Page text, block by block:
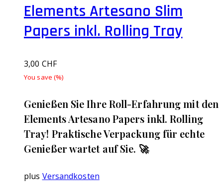
Elements Artesano Slim
Papers inkl. Rolling Tray
3,00 CHF
You save (%)
Genießen Sie Ihre Roll-Erfahrung mit den
Elements Artesano Papers inkl. Rolling
Tray! Praktische Verpackung für echte
Genießer wartet auf Sie. 🚀
plus Versandkosten